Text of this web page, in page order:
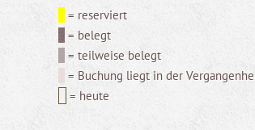
= reserviert
= belegt
= teilweise belegt
= Buchung liegt in der
= heute